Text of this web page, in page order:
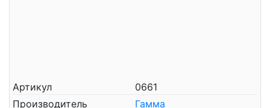
Артикул
0661
Производитель
Гамма